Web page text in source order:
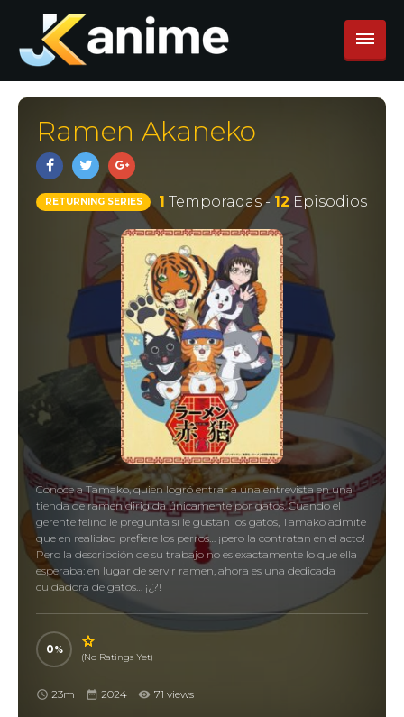
Ramen Akaneko
RETURNING SERIES 1 Temporadas -12 Episodios
Conoce a Tamako, quien logró entrar a una entrevista en una
tienda de ramen dirigida únicamente por gatos. Cuando el
gerente felino le pregunta si le gustan los gatos, Tamako admite
que en realidad prefiere los perros… ¡pero la contratan en el acto!
Pero la descripción de su trabajo no es exactamente lo que ella
esperaba: en lugar de servir ramen, ahora es una dedicada
cuidadora de gatos… ¡¿?!
0
(No Ratings Yet)
23m 2024 71 views